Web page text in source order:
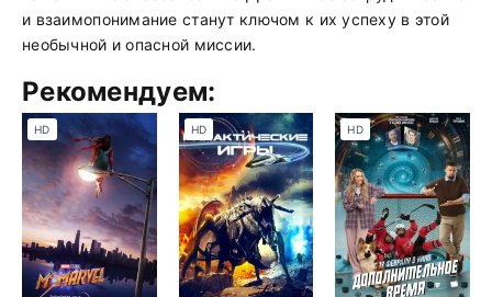
и взаимопонимание станут ключом к их успеху в этой
необычной и опасной миссии.
Рекомендуем:
HD HD HD